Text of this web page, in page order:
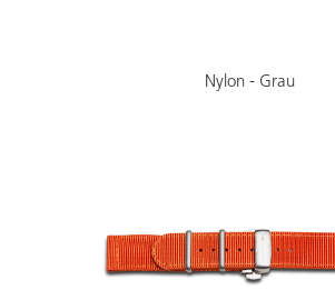
Nylon - Grau